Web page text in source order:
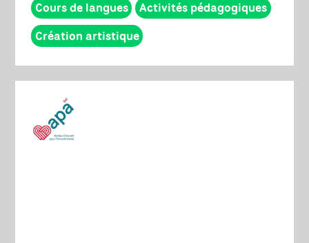
Cours de langues Activités pédagogiques
Création artistique